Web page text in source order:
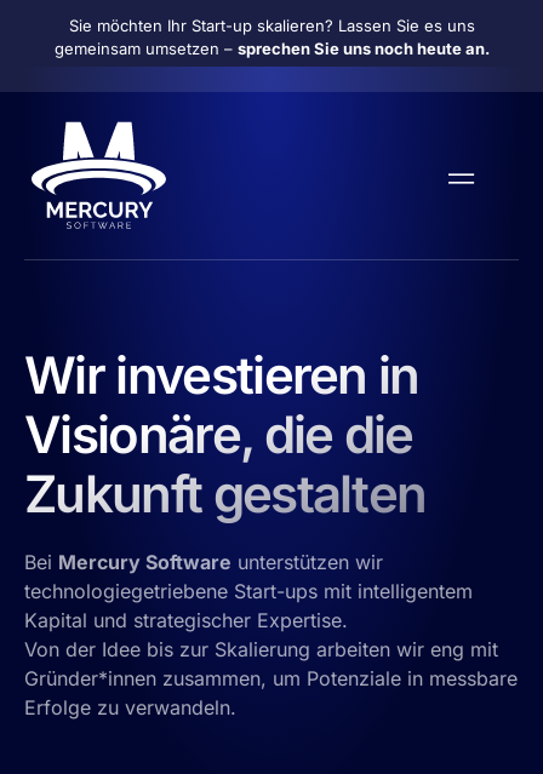
Sie möchten Ihr Start-up skalieren? Lassen Sie es uns
gemeinsam umsetzen – sprechen Sie uns noch heute an.
Wir investieren in
Visionäre, die die
Zukunft gestalten
Bei Mercury Software unterstützen wir
technologiegetriebene Start-ups mit intelligentem
Kapital und strategischer Expertise.
Von der Idee bis zur Skalierung arbeiten wir eng mit
Gründer*innen zusammen, um Potenziale in messbare
Erfolge zu verwandeln.